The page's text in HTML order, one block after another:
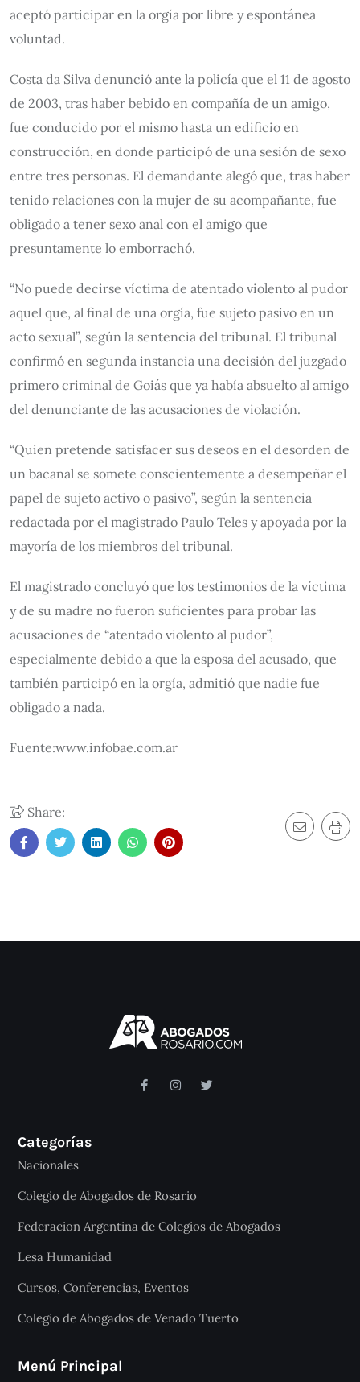
aceptó participar en la orgía por libre y espontánea
voluntad.
Costa da Silva denunció ante la policía que el 11 de agosto
de 2003, tras haber bebido en compañía de un amigo,
fue conducido por el mismo hasta un edificio en
construcción, en donde participó de una sesión de sexo
entre tres personas. El demandante alegó que, tras haber
tenido relaciones con la mujer de su acompañante, fue
obligado a tener sexo anal con el amigo que
presuntamente lo emborrachó.
“No puede decirse víctima de atentado violento al pudor
aquel que, al final de una orgía, fue sujeto pasivo en un
acto sexual”, según la sentencia del tribunal. El tribunal
confirmó en segunda instancia una decisión del juzgado
primero criminal de Goiás que ya había absuelto al amigo
del denunciante de las acusaciones de violación.
“Quien pretende satisfacer sus deseos en el desorden de
un bacanal se somete conscientemente a desempeñar el
papel de sujeto activo o pasivo”, según la sentencia
redactada por el magistrado Paulo Teles y apoyada por la
mayoría de los miembros del tribunal.
El magistrado concluyó que los testimonios de la víctima
y de su madre no fueron suficientes para probar las
acusaciones de “atentado violento al pudor”,
especialmente debido a que la esposa del acusado, que
también participó en la orgía, admitió que nadie fue
obligado a nada.
Fuente:www.infobae.com.ar
Share:
Categorías
Nacionales
Colegio de Abogados de Rosario
Federacion Argentina de Colegios de Abogados
Lesa Humanidad
Cursos, Conferencias, Eventos
Colegio de Abogados de Venado Tuerto
Menú Principal